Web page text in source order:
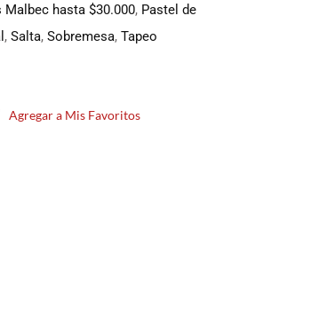
Malbec hasta $30.000, Pastel de
, Salta, Sobremesa, Tapeo
Agregar a Mis Favoritos